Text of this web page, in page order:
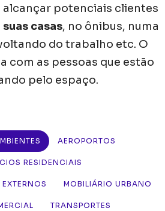
alcançar potenciais clientes
casas, no ônibus, numa
do trabalho etc. O
com as pessoas que estão
pelo espaço.
AEROPORTOS
RESIDENCIAIS
MOBILIÁRIO URBANO
TRANSPORTES